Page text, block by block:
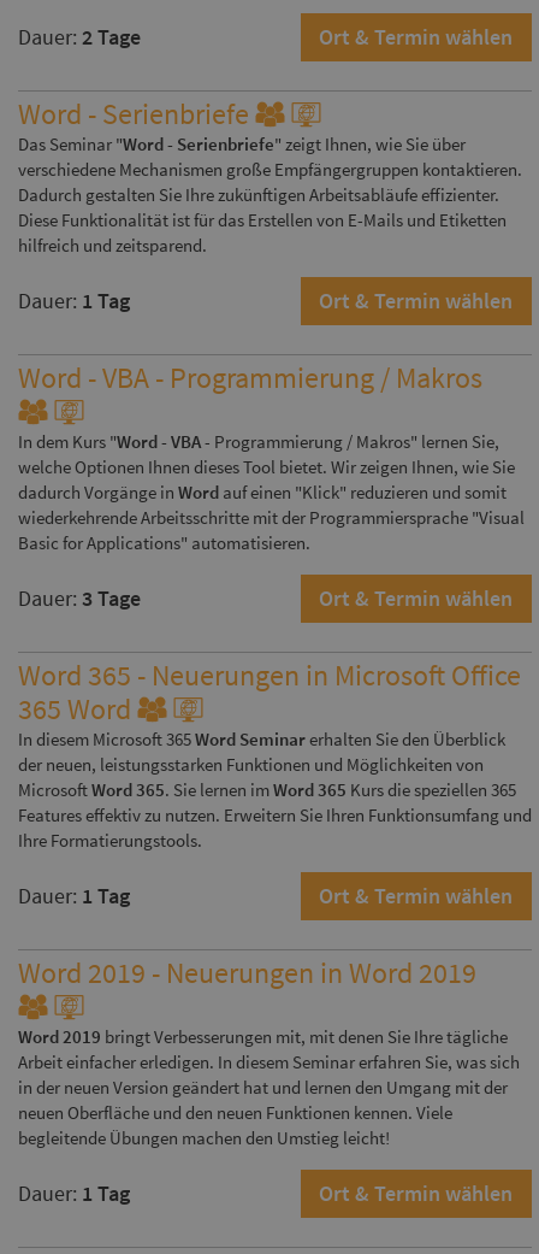
Dauer: 2 Tage Ort & Termin wählen
Word - Serienbriefe
Das Seminar "Word - Serienbriefe" zeigt Ihnen, wie Sie über
verschiedene Mechanismen große Empfängergruppen kontaktieren.
Dadurch gestalten Sie Ihre zukünftigen Arbeitsabläufe effizienter.
Diese Funktionalität ist für das Erstellen von E-Mails und Etiketten
hilfreich und zeitsparend.
Dauer: 1 Tag Ort & Termin wählen
Word - VBA - Programmierung / Makros
In dem Kurs "Word - VBA- Programmierung / Makros" lernen Sie,
welche Optionen Ihnen dieses Tool bietet. Wir zeigen Ihnen, wie Sie
dadurch Vorgänge in Word auf einen "Klick" reduzieren und somit
wiederkehrende Arbeitsschritte mit der Programmiersprache "Visual
Basic for Applications" automatisieren.
Dauer: 3 Tage Ort & Termin wählen
Word 365 - Neuerungen in Microsoft Office
365 Word
In diesem Microsoft 365Word Seminarerhalten Sie den Überblick
der neuen, leistungsstarken Funktionen und Möglichkeiten von
MicrosoftWord 365. Sie lernen imWord 365 Kurs die speziellen 365
Features effektiv zu nutzen. Erweitern Sie Ihren Funktionsumfang und
Ihre Formatierungstools.
Dauer: 1 Tag Ort & Termin wählen
Word 2019 - Neuerungen in Word 2019
Word 2019 bringt Verbesserungen mit, mit denen Sie Ihre tägliche
Arbeit einfacher erledigen. In diesem Seminar erfahren Sie, was sich
in der neuen Version geändert hat und lernen den Umgang mit der
neuen Oberfläche und den neuen Funktionen kennen. Viele
begleitende Übungen machen den Umstieg leicht!
Dauer: 1 Tag Ort & Termin wählen